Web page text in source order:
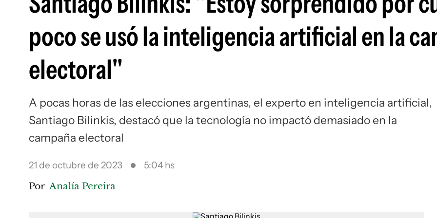
poco se usó la inteligencia artificial en la
electoral"
A pocas horas de las elecciones argentinas, el experto en inteligencia artificial,
Santiago Bilinkis, destacó que la tecnología no impactó demasiado en la
campaña electoral
21 de octubre de 2023 5:04 hs
Por Analía Pereira